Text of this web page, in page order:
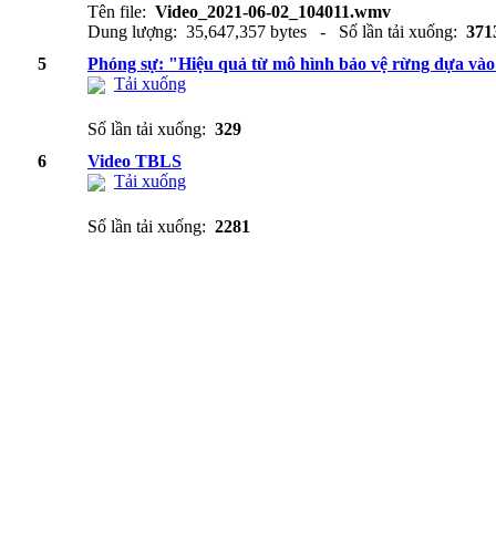
Tên file: Video_2021-06-02_104011.wmv
Dung lượng: 35,647,357 bytes - Số lần tải xuống:
5
Phóng sự: "Hiệu quả từ mô hình bảo vệ rừng dựa
Tải xuống
Số lần tải xuống: 329
6
Video TBLS
Tải xuống
Số lần tải xuống: 2281